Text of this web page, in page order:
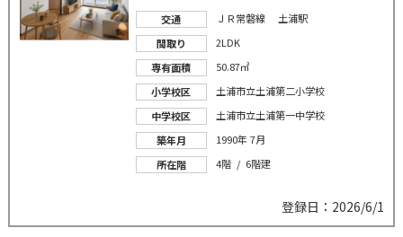
交通
ＪＲ常磐線 土浦駅
間取り
2LDK
専有面積
50.87㎡
小学校区
土浦市立土浦第二小学校
中学校区
土浦市立土浦第一中学校
築年月
1990年 7月
所在階
4階 / 6階建
登録日：2026/6/1